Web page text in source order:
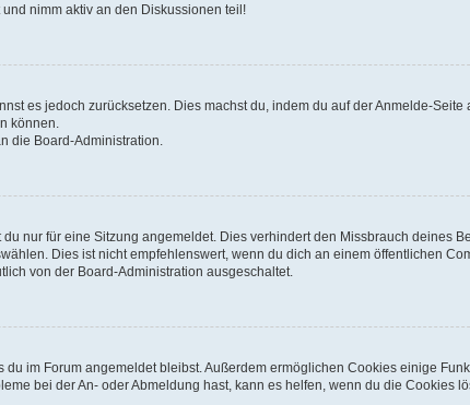
nimm aktiv an den Diskussionen teil!
es jedoch zurücksetzen. Dies machst du, indem du auf der Anmelde-Seite
können.
die Board-Administration.
nur für eine Sitzung angemeldet. Dies verhindert den Missbrauch deines
Dies ist nicht empfehlenswert, wenn du dich an einem öffentlichen
von der Board-Administration ausgeschaltet.
im Forum angemeldet bleibst. Außerdem ermöglichen Cookies einige
bei der An- oder Abmeldung hast, kann es helfen, wenn du die Cookies